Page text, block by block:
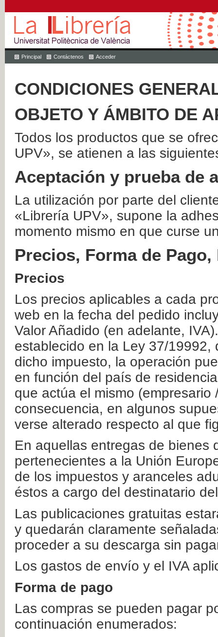
Principal Contáctenos Acceder
CONDICIONES
OBJETO Y ÁMBITO DE
Todos los productos que se
UPV», se atienen a las
Aceptación y prueba de
La utilización por parte del
«Librería UPV», supone la
momento mismo en que curse
Precios, Forma de
Precios
Los precios aplicables a cada
web en la fecha del pedido
Valor Añadido (en adelante,
establecido en la Ley 37/
dicho impuesto, la operación
en función del país de
que actúa el mismo
consecuencia, en algunos
verse alterado respecto al que
En aquellas entregas de bienes
pertenecientes a la Unión
de los impuestos y aranceles
éstos a cargo del destinatario
Las publicaciones gratuitas
y quedarán claramente
proceder a su descarga sin
Los gastos de envío y el IVA
Forma de pago
Las compras se pueden pagar
continuación enumerados: